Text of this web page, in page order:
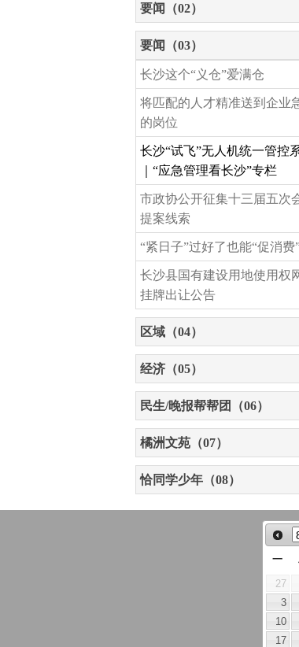
要闻（02）
要闻（03）
长沙这个“义仓”爱满仓
将匹配的人才精准送到企业
的岗位
长沙“试飞”无人机统一管控
｜“应急管理看长沙”专栏
市政协公开征集十三届五次
提案线索
“紧日子”过好了也能“促消费
长沙县国有建设用地使用权
挂牌出让公告
区域（04）
经济（05）
民生/晚报帮帮团（06）
橘洲文苑（07）
恰同学少年（08）
一
27
3
10
17